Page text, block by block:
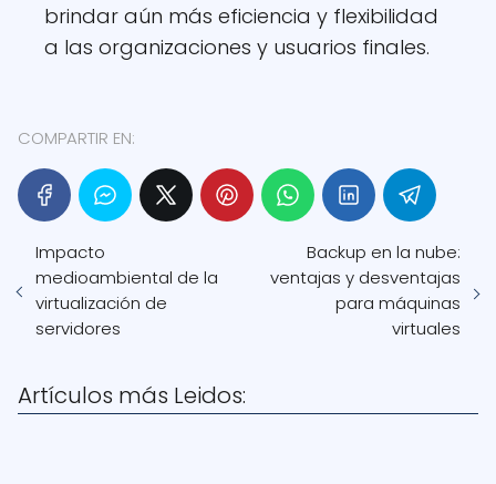
brindar aún más eficiencia y flexibilidad
a las organizaciones y usuarios finales.
COMPARTIR EN:
Impacto
medioambiental de la
virtualización de
servidores
Backup en la nube:
ventajas y desventajas
para máquinas
virtuales
Artículos más Leidos: